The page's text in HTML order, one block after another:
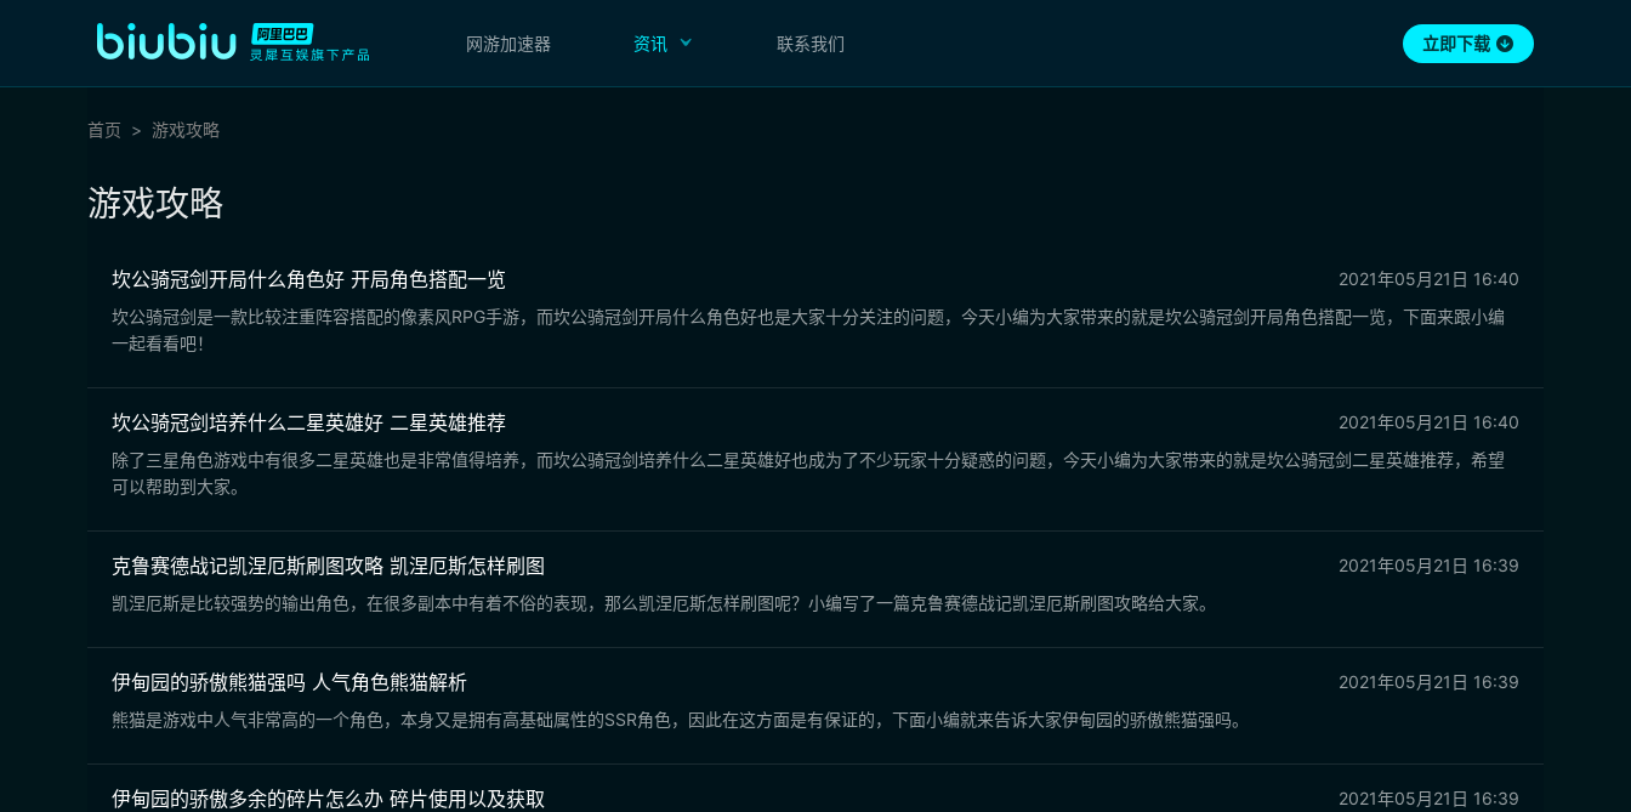
网游加速器 资讯 联系我们 立即下载
首页 游戏攻略
游戏攻略
坎公骑冠剑开局什么角色好 开局角色搭配一览
2021年05月21日 16:40
坎公骑冠剑是一款比较注重阵容搭配的像素风RPG手游，而坎公骑冠剑开局什么角色好也是大家十分关注的问题，今天小编为大家带来的就是坎公骑冠剑开局角色搭配一览，下面来跟小编
一起看看吧！
坎公骑冠剑培养什么二星英雄好 二星英雄推荐
2021年05月21日 16:40
除了三星角色游戏中有很多二星英雄也是非常值得培养，而坎公骑冠剑培养什么二星英雄好也成为了不少玩家十分疑惑的问题，今天小编为大家带来的就是坎公骑冠剑二星英雄推荐，希望
可以帮助到大家。
克鲁赛德战记凯涅厄斯刷图攻略 凯涅厄斯怎样刷图
2021年05月21日 16:39
凯涅厄斯是比较强势的输出角色，在很多副本中有着不俗的表现，那么凯涅厄斯怎样刷图呢？小编写了一篇克鲁赛德战记凯涅厄斯刷图攻略给大家。
伊甸园的骄傲熊猫强吗 人气角色熊猫解析
2021年05月21日 16:39
熊猫是游戏中人气非常高的一个角色，本身又是拥有高基础属性的SSR角色，因此在这方面是有保证的，下面小编就来告诉大家伊甸园的骄傲熊猫强吗。
伊甸园的骄傲多余的碎片怎么办 碎片使用以及获取
2021年05月21日 16:39